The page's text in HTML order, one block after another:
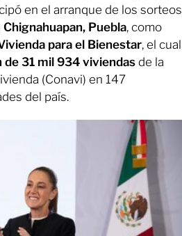
en el arranque de los sorteos
Chignahuapan, Puebla, como
para el Bienestar, el cual
de 31 mil 934 viviendas de la
(Conavi) en 147
del país.